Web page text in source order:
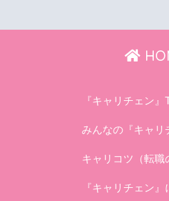
『キャリチェン』
みんなの『キャリ
キャリコツ（転職
『キャリチェン